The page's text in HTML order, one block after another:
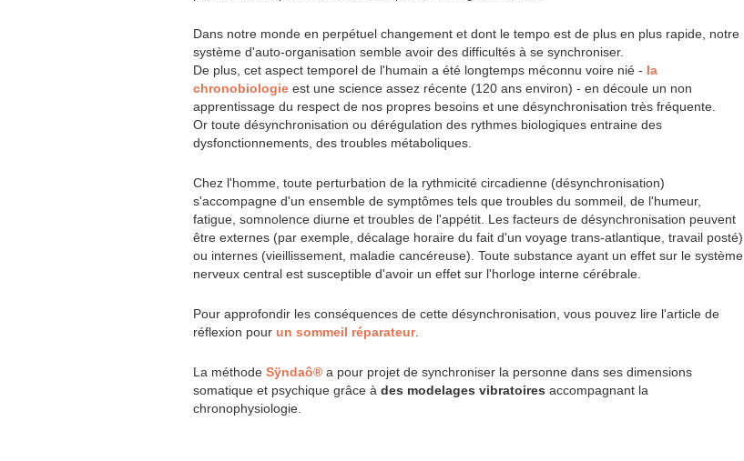
Dans notre monde en perpétuel changement et dont le tempo est de plus en plus rapide, notre
système d'auto-organisation semble avoir des difficultés à se synchroniser.
De plus, cet aspect temporel de l'humain a été longtemps méconnu voire nié - la
chronobiologie est une science assez récente (120 ans environ) - en découle un non
apprentissage du respect de nos propres besoins et une désynchronisation très fréquente.
Or toute désynchronisation ou dérégulation des rythmes biologiques entraine des
dysfonctionnements, des troubles métaboliques.
Chez l'homme, toute perturbation de la rythmicité circadienne (désynchronisation)
s'accompagne d'un ensemble de symptômes tels que troubles du sommeil, de l'humeur,
fatigue, somnolence diurne et troubles de l'appétit. Les facteurs de désynchronisation peuvent
être externes (par exemple, décalage horaire du fait d'un voyage trans-atlantique, travail posté)
ou internes (vieillissement, maladie cancéreuse). Toute substance ayant un effet sur le système
nerveux central est susceptible d'avoir un effet sur l'horloge interne cérébrale.
Pour approfondir les conséquences de cette désynchronisation, vous pouvez lire l'article de
réflexion pour un sommeil réparateur.
La méthode Sÿndaô® a pour projet de synchroniser la personne dans ses dimensions
somatique et psychique grâce à des modelages vibratoires accompagnant la
chronophysiologie.